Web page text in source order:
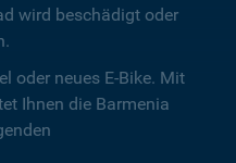
wird beschädigt oder
oder neues E-Bike. Mit
Ihnen die Barmenia